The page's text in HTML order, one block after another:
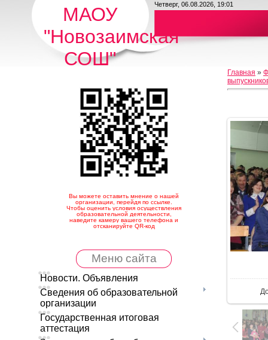
МАОУ
"Новозаимская
СОШ"
Четверг, 06.08.2026, 19:01
Вы можете оставить мнение о нашей
организации, перейдя по ссылке.
Чтобы оценить условия осуществления
образовательной деятельности,
наведите камеру вашего телефона и
отсканируйте QR-код
Меню сайта
Новости. Объявления
Сведения об образовательной
организации
Государственная итоговая
аттестация
Главная »